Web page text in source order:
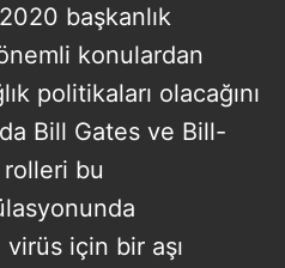
başkanlık
konulardan
politikaları olacağını
Bill Gates ve Bill-
rolleri bu
virüs için bir aşı